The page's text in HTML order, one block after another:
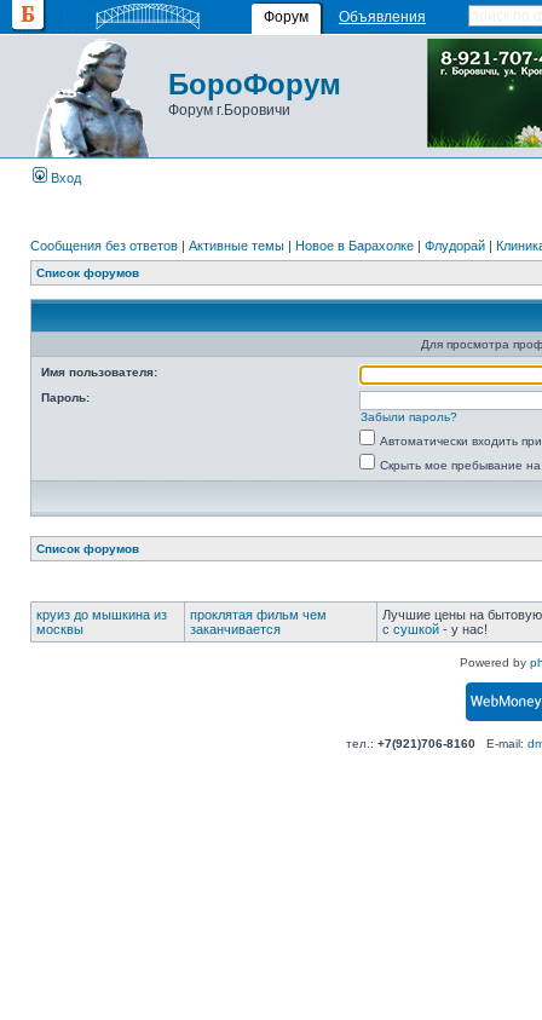
Форум Объявления
БороФорум
Форум г.Боровичи
Вход
Сообщения без ответов | Активные темы | Новое в Барахолке | Флудорай |
Список форумов
Для просмотра
Имя пользователя:
Пароль:
Забыли пароль?
Автоматически входить
Скрыть мое пребывание
Список форумов
круиз до мышкина из
москвы
проклятая фильм чем
заканчивается
Лучшие цены на
с сушкой - у нас!
Powered by
тел.: +7(921)706-8160E-mail: